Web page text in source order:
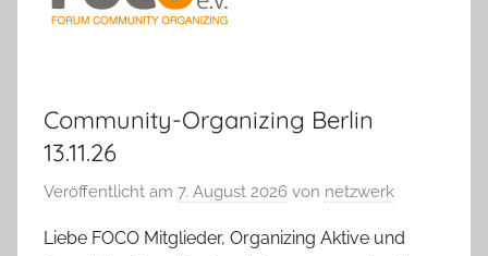
Community-Organizing Berlin
13.11.26
Veröffentlicht am 7. August 2026 von netzwerk
Liebe FOCO Mitglieder, Organizing Aktive und